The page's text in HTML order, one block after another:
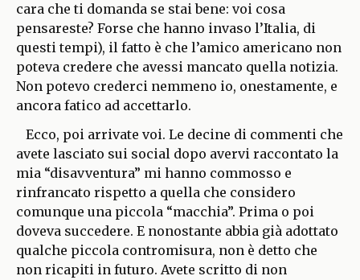
cara che ti domanda se stai bene: voi cosa
pensareste? Forse che hanno invaso l’Italia, di
questi tempi), il fatto è che l’amico americano non
poteva credere che avessi mancato quella notizia.
Non potevo crederci nemmeno io, onestamente, e
ancora fatico ad accettarlo.
Ecco, poi arrivate voi. Le decine di commenti che
avete lasciato sui social dopo avervi raccontato la
mia “disavventura” mi hanno commosso e
rinfrancato rispetto a quella che considero
comunque una piccola “macchia”. Prima o poi
doveva succedere. E nonostante abbia già adottato
qualche piccola contromisura, non è detto che
non ricapiti in futuro. Avete scritto di non